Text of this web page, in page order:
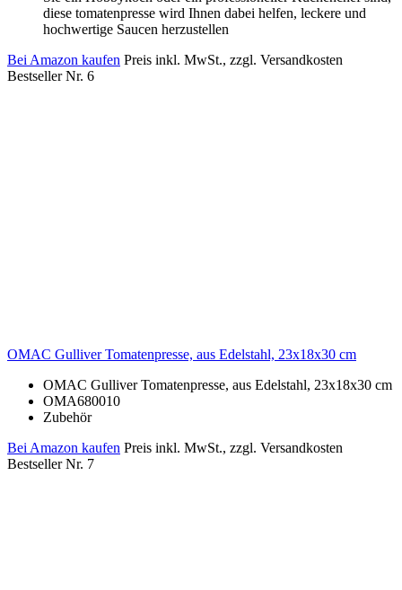
diese tomatenpresse wird Ihnen dabei helfen, leckere und
hochwertige Saucen herzustellen
Bei Amazon kaufen Preis inkl. MwSt., zzgl. Versandkosten
Bestseller Nr. 6
OMAC Gulliver Tomatenpresse, aus Edelstahl, 23x18x30 cm
OMAC Gulliver Tomatenpresse, aus Edelstahl, 23x18x30 cm
OMA680010
Zubehör
Bei Amazon kaufen Preis inkl. MwSt., zzgl. Versandkosten
Bestseller Nr. 7